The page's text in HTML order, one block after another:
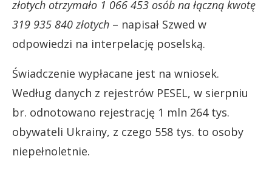
złotych otrzymało 1 066 453 osób na łączną kwotę
319 935 840 złotych – napisał Szwed w
odpowiedzi na interpelację poselską.
Świadczenie wypłacane jest na wniosek.
Według danych z rejestrów PESEL, w sierpniu
br. odnotowano rejestrację 1 mln 264 tys.
obywateli Ukrainy, z czego 558 tys. to osoby
niepełnoletnie.